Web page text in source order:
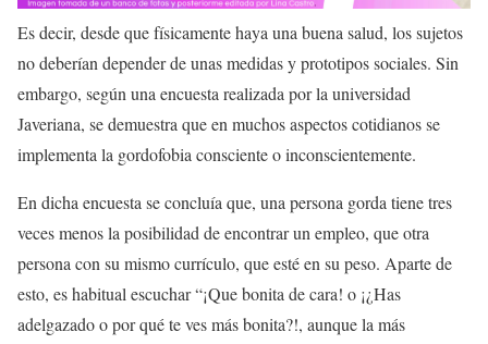
Es decir, desde que físicamente haya una buena salud, los sujetos
no deberían depender de unas medidas y prototipos sociales. Sin
embargo, según una encuesta realizada por la universidad
Javeriana, se demuestra queen muchos aspectos cotidianos se
implementa la gordofobia consciente o inconscientemente.
En dicha encuesta se concluía que, una persona gorda tiene tres
veces menos la posibilidad de encontrar un empleo, que otra
persona con su mismo currículo, que esté en su peso. Aparte de
esto, es habitual escuchar“¡Que bonita de cara! o ¡¿Has
adelgazado o por qué te ves más bonita?!, aunque la más